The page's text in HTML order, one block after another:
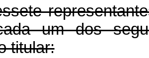
um dos
titular: